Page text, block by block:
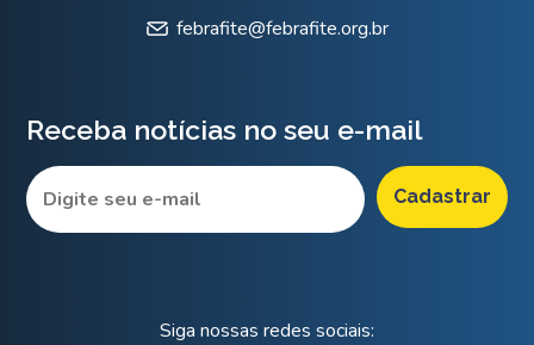
febrafite@febrafite.org.br
Receba notícias no seu e-mail
Siga nossas redes sociais: